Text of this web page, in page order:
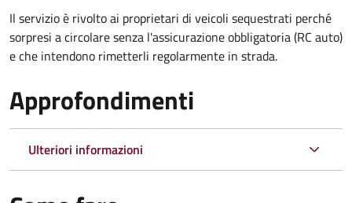
Il servizio è rivolto ai proprietari di veicoli sequestrati perché
sorpresi a circolare senza l'assicurazione obbligatoria (RC auto)
e che intendono rimetterli regolarmente in strada.
Approfondimenti
Ulteriori informazioni